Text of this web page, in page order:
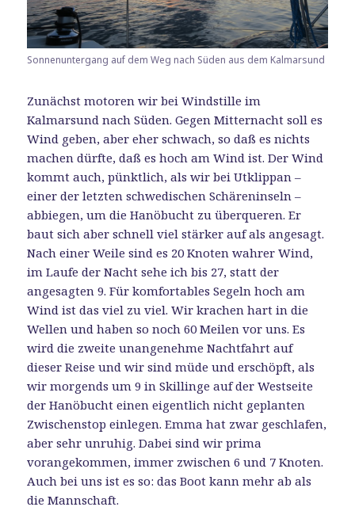
Sonnenuntergang auf dem Weg nach Süden aus dem Kalmarsund
Zunächst motoren wir bei Windstille im
Kalmarsund nach Süden. Gegen Mitternacht soll es
Wind geben, aber eher schwach, so daß es nichts
machen dürfte, daß es hoch am Wind ist. Der Wind
kommt auch, pünktlich, als wir bei Utklippan –
einer der letzten schwedischen Schäreninseln –
abbiegen, um die Hanöbucht zu überqueren. Er
baut sich aber schnell viel stärker auf als angesagt.
Nach einer Weile sind es 20 Knoten wahrer Wind,
im Laufe der Nacht sehe ich bis 27, statt der
angesagten 9. Für komfortables Segeln hoch am
Wind ist das viel zu viel. Wir krachen hart in die
Wellen und haben so noch 60 Meilen vor uns. Es
wird die zweite unangenehme Nachtfahrt auf
dieser Reise und wir sind müde und erschöpft, als
wir morgends um 9 in Skillinge auf der Westseite
der Hanöbucht einen eigentlich nicht geplanten
Zwischenstop einlegen. Emma hat zwar geschlafen,
aber sehr unruhig. Dabei sind wir prima
vorangekommen, immer zwischen 6 und 7 Knoten.
Auch bei uns ist es so: das Boot kann mehr ab als
die Mannschaft.